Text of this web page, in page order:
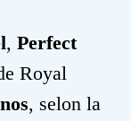
, Perfect
Royal
, selon la